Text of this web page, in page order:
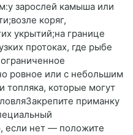
зарослей камыша или
коряг,
укрытий;на границе
протоках, где рыбе
ровное или с небольшим
топляка, которые могут
приманку
если нет — положите